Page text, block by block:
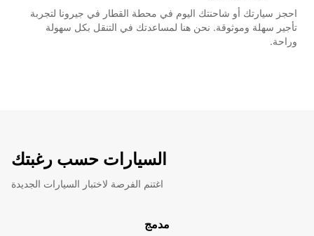
احجز سيارتك أو شاحنتك اليوم في محطة القطار في جيرونا لتجربة
تأجير سهلة وموثوقة. نحن هنا لمساعدتك في التنقل بكل سهولة
وراحة.
السيارات حسب رغبتك
اغتنم الفرصة لاختبار السيارات الجديدة
مدمج